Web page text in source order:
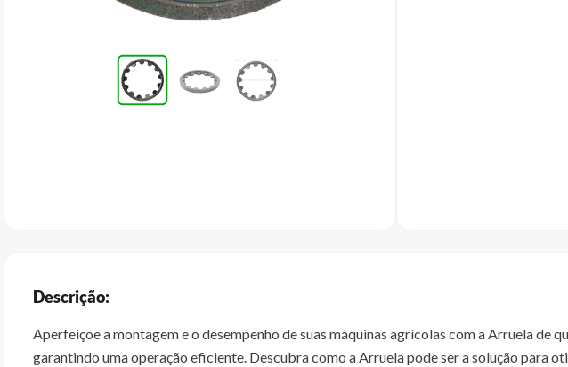
Descrição:
Aperfeiçoe a montagem e o desempenho de suas máquinas agrícolas com a Arruela
garantindo uma operação eficiente. Descubra como a Arruela pode ser a solução para